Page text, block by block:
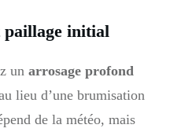
paillage initial
un arrosage profond
lieu d’une brumisation
de la météo, mais